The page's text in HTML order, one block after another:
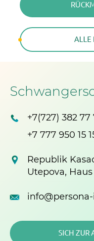
ALLE
ALLE
+7(727) 382 77
+7 777 950 15
Republik
Utepova, Haus
SICH ZUR